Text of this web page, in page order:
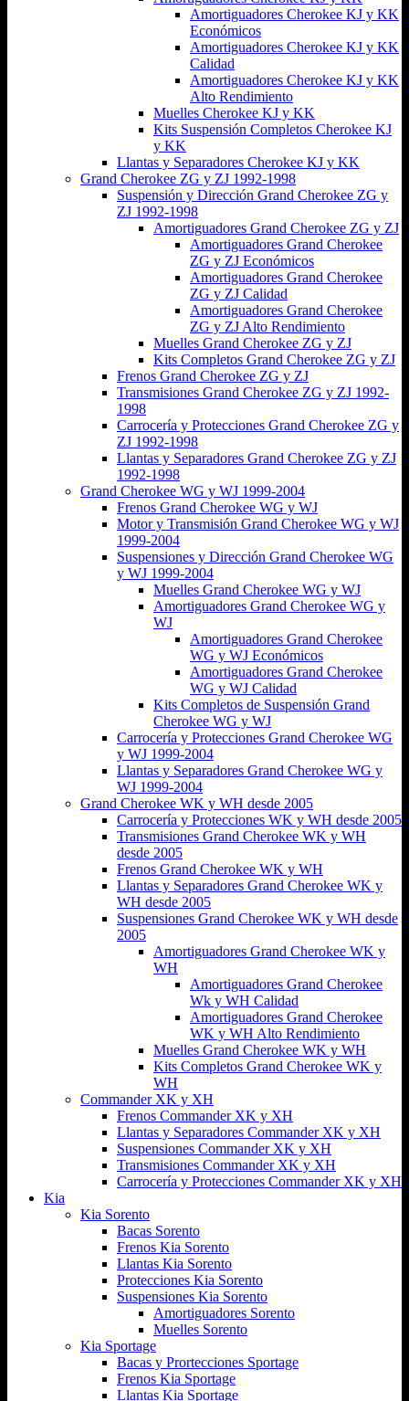
Amortiguadores Cherokee KJ y KK
Económicos
Amortiguadores Cherokee KJ y KK
Calidad
Amortiguadores Cherokee KJ y KK
Alto Rendimiento
Muelles Cherokee KJ y KK
Kits Suspensión Completos Cherokee KJ
y KK
Llantas y Separadores Cherokee KJ y KK
Grand Cherokee ZG y ZJ 1992-1998
Suspensión y Dirección Grand Cherokee ZG y
ZJ 1992-1998
Amortiguadores Grand Cherokee ZG y ZJ
Amortiguadores Grand Cherokee
ZG y ZJ Económicos
Amortiguadores Grand Cherokee
ZG y ZJ Calidad
Amortiguadores Grand Cherokee
ZG y ZJ Alto Rendimiento
Muelles Grand Cherokee ZG y ZJ
Kits Completos Grand Cherokee ZG y ZJ
Frenos Grand Cherokee ZG y ZJ
Transmisiones Grand Cherokee ZG y ZJ 1992-
1998
Carrocería y Protecciones Grand Cherokee ZG y
ZJ 1992-1998
Llantas y Separadores Grand Cherokee ZG y ZJ
1992-1998
Grand Cherokee WG y WJ 1999-2004
Frenos Grand Cherokee WG y WJ
Motor y Transmisión Grand Cherokee WG y WJ
1999-2004
Suspensiones y Dirección Grand Cherokee WG
y WJ 1999-2004
Muelles Grand Cherokee WG y WJ
Amortiguadores Grand Cherokee WG y
WJ
Amortiguadores Grand Cherokee
WG y WJ Económicos
Amortiguadores Grand Cherokee
WG y WJ Calidad
Kits Completos de Suspensión Grand
Cherokee WG y WJ
Carrocería y Protecciones Grand Cherokee WG
y WJ 1999-2004
Llantas y Separadores Grand Cherokee WG y
WJ 1999-2004
Grand Cherokee WK y WH desde 2005
Carrocería y Protecciones WK y WH desde 2005
Transmisiones Grand Cherokee WK y WH
desde 2005
Frenos Grand Cherokee WK y WH
Llantas y Separadores Grand Cherokee WK y
WH desde 2005
Suspensiones Grand Cherokee WK y WH desde
2005
Amortiguadores Grand Cherokee WK y
WH
Amortiguadores Grand Cherokee
Wk y WH Calidad
Amortiguadores Grand Cherokee
WK y WH Alto Rendimiento
Muelles Grand Cherokee WK y WH
Kits Completos Grand Cherokee WK y
WH
Commander XK y XH
Frenos Commander XK y XH
Llantas y Separadores Commander XK y XH
Suspensiones Commander XK y XH
Transmisiones Commander XK y XH
Carrocería y Protecciones Commander XK y XH
Kia
Kia Sorento
Bacas Sorento
Frenos Kia Sorento
Llantas Kia Sorento
Protecciones Kia Sorento
Suspensiones Kia Sorento
Amortiguadores Sorento
Muelles Sorento
Kia Sportage
Bacas y Prortecciones Sportage
Frenos Kia Sportage
Llantas Kia Sportage